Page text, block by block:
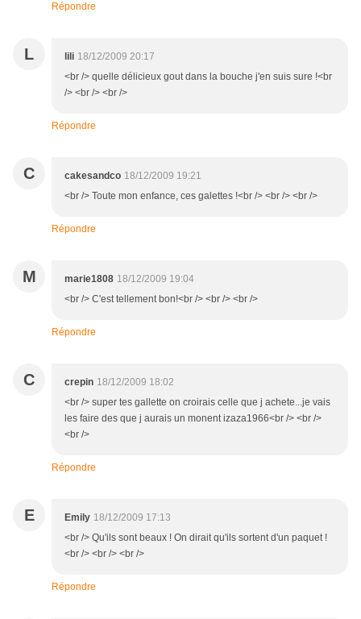
Répondre
L lili 18/12/2009 20:17
<br /> quelle délicieux gout dans la bouche j'en suis sure !<br
/> <br /> <br />
Répondre
C cakesandco 18/12/2009 19:21
<br /> Toute mon enfance, ces galettes !<br /> <br /> <br />
Répondre
M marie1808 18/12/2009 19:04
<br /> C'est tellement bon!<br /> <br /> <br />
Répondre
C crepin 18/12/2009 18:02
<br /> super tes gallette on croirais celle que j achete...je vais
les faire des que j aurais un monent izaza1966<br /> <br />
<br />
Répondre
E Emily 18/12/2009 17:13
<br /> Qu'ils sont beaux ! On dirait qu'ils sortent d'un paquet !
<br /> <br /> <br />
Répondre